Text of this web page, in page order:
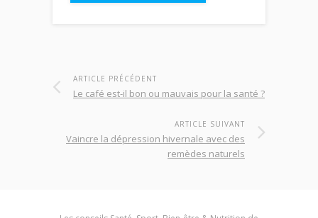
ARTICLE PRÉCÉDENT
Le café est-il bon ou mauvais pour la santé ?
ARTICLE SUIVANT
Vaincre la dépression hivernale avec des
remèdes naturels